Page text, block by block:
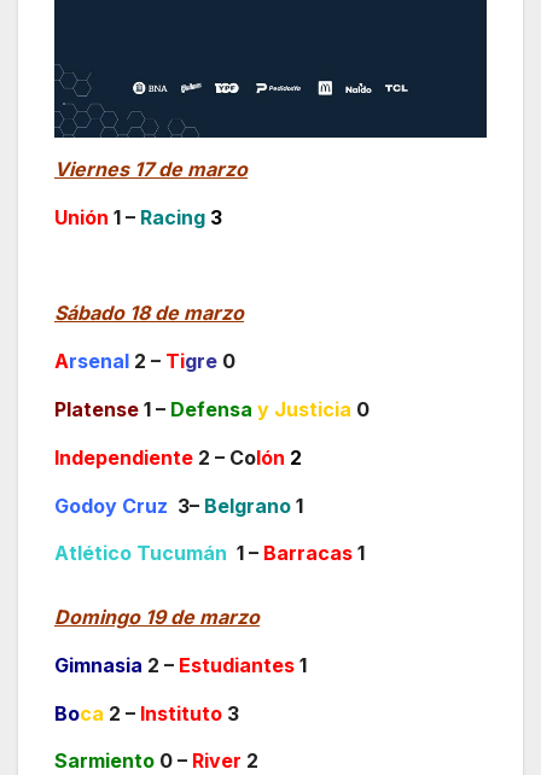
Viernes 17 de marzo
Unión 1 – Racing 3
Sábado 18 de marzo
Arsenal 2 – Tigre 0
Platense 1 – Defensa y Justicia 0
Independiente 2 – Colón 2
Godoy Cruz 3– Belgrano 1
Atlético Tucumán 1 – Barracas 1
Domingo 19 de marzo
Gimnasia 2 – Estudiantes 1
Boca 2 – Instituto 3
Sarmiento 0 – River 2